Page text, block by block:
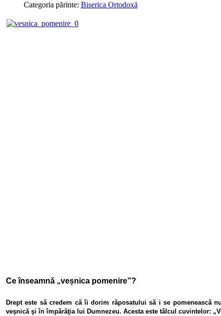
Categoria părinte: Biserica Ortodoxă
Ce înseamnă „veșnica pomenire”?
Drept este să credem că îi dorim răposatului să i se pomenească
veşnică şi în împărăţia lui Dumnezeu. Acesta este tâlcul cuvintelor: